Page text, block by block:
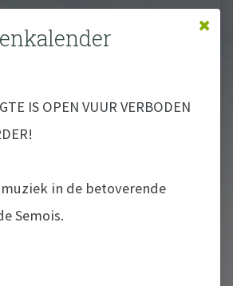
IS OPEN VUUR VERBODEN
in de betoverende
Semois.